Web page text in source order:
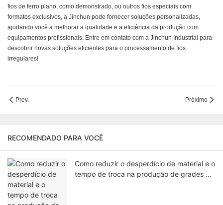
fios de ferro plano, como demonstrado, ou outros fios especiais com
formatos exclusivos, a Jinchun pode fornecer soluções personalizadas,
ajudando você a melhorar a qualidade e a eficiência da produção com
equipamentos profissionais. Entre em contato com a Jinchun Industrial para
descobrir novas soluções eficientes para o processamento de fios
irregulares!
Prev. Próximo
RECOMENDADO PARA VOCÊ
Como reduzir o desperdício de material e o
tempo de troca na produção de grades de